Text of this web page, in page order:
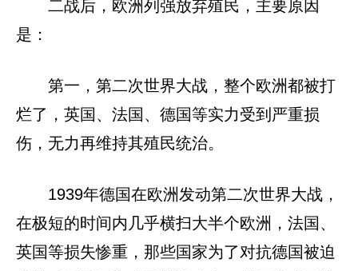
二战后，欧洲列强放弃殖民，主要原因
是：
第一，第二次世界大战，整个欧洲都被打
烂了，英国、法国、德国等实力受到严重损
伤，无力再维持其殖民统治。
1939年德国在欧洲发动第二次世界大战，
在极短的时间内几乎横扫大半个欧洲，法国、
英国等损失惨重，那些国家为了对抗德国被迫